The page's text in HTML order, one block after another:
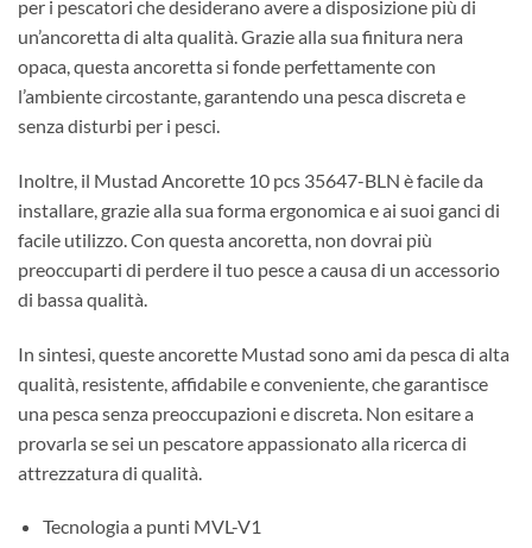
per i pescatori che desiderano avere a disposizione più di
un’ancoretta di alta qualità. Grazie alla sua finitura nera
opaca, questa ancoretta si fonde perfettamente con
l’ambiente circostante, garantendo una pesca discreta e
senza disturbi per i pesci.
Inoltre, il Mustad Ancorette 10 pcs 35647-BLN è facile da
installare, grazie alla sua forma ergonomica e ai suoi ganci di
facile utilizzo. Con questa ancoretta, non dovrai più
preoccuparti di perdere il tuo pesce a causa di un accessorio
di bassa qualità.
In sintesi, queste ancorette Mustad sono ami da pesca di alta
qualità, resistente, affidabile e conveniente, che garantisce
una pesca senza preoccupazioni e discreta. Non esitare a
provarla se sei un pescatore appassionato alla ricerca di
attrezzatura di qualità.
Tecnologia a punti MVL-V1